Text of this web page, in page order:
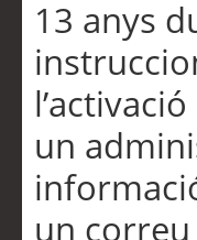
13 anys
un
un